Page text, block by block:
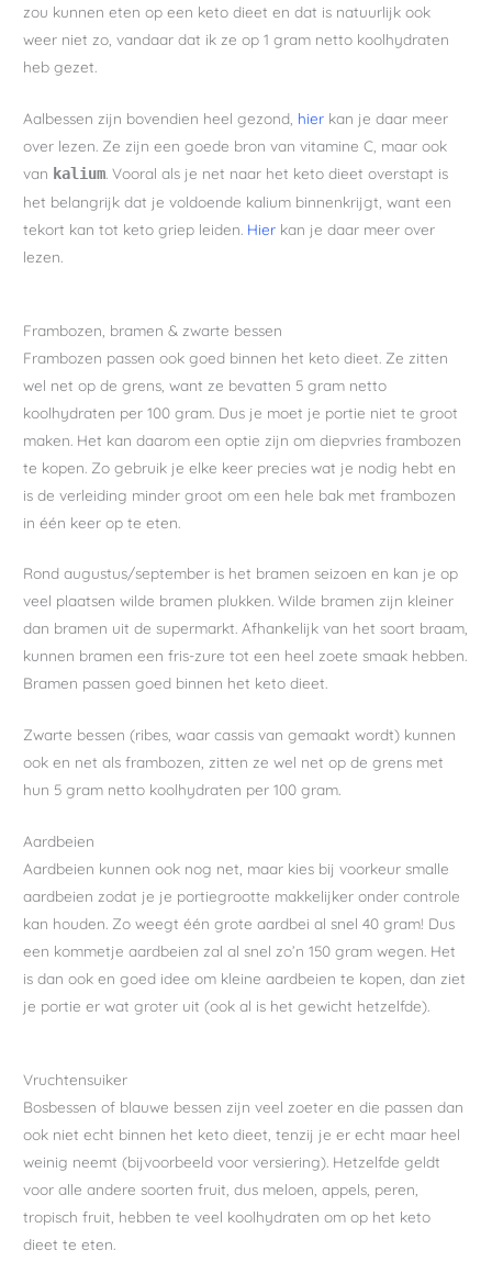
zou kunnen eten op een keto dieet en dat is natuurlijk ook
weer niet zo, vandaar dat ik ze op 1 gram netto koolhydraten
heb gezet.
Aalbessen zijn bovendien heel gezond, hier kan je daar meer
over lezen. Ze zijn een goede bron van vitamine C, maar ook
van kalium. Vooral als je net naar het keto dieet overstapt is
het belangrijk dat je voldoende kalium binnenkrijgt, want een
tekort kan tot keto griep leiden. Hier kan je daar meer over
lezen.
Frambozen, bramen & zwarte bessen
Frambozen passen ook goed binnen het keto dieet. Ze zitten
wel net op de grens, want ze bevatten 5 gram netto
koolhydraten per 100 gram. Dus je moet je portie niet te groot
maken. Het kan daarom een optie zijn om diepvries frambozen
te kopen. Zo gebruik je elke keer precies wat je nodig hebt en
is de verleiding minder groot om een hele bak met frambozen
in één keer op te eten.
Rond augustus/september is het bramen seizoen en kan je op
veel plaatsen wilde bramen plukken. Wilde bramen zijn kleiner
dan bramen uit de supermarkt. Afhankelijk van het soort braam,
kunnen bramen een fris-zure tot een heel zoete smaak hebben.
Bramen passen goed binnen het keto dieet.
Zwarte bessen (ribes, waar cassis van gemaakt wordt) kunnen
ook en net als frambozen, zitten ze wel net op de grens met
hun 5 gram netto koolhydraten per 100 gram.
Aardbeien
Aardbeien kunnen ook nog net, maar kies bij voorkeur smalle
aardbeien zodat je je portiegrootte makkelijker onder controle
kan houden. Zo weegt één grote aardbei al snel 40 gram! Dus
een kommetje aardbeien zal al snel zo’n 150 gram wegen. Het
is dan ook en goed idee om kleine aardbeien te kopen, dan ziet
je portie er wat groter uit (ook al is het gewicht hetzelfde).
Vruchtensuiker
Bosbessen of blauwe bessen zijn veel zoeter en die passen dan
ook niet echt binnen het keto dieet, tenzij je er echt maar heel
weinig neemt (bijvoorbeeld voor versiering). Hetzelfde geldt
voor alle andere soorten fruit, dus meloen, appels, peren,
tropisch fruit, hebben te veel koolhydraten om op het keto
dieet te eten.